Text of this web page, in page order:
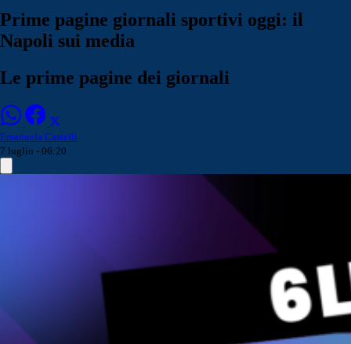
Prime pagine giornali sportivi oggi: il
Napoli sui media
Le prime pagine dei giornali
Emanuela Castelli
7 luglio - 06:20